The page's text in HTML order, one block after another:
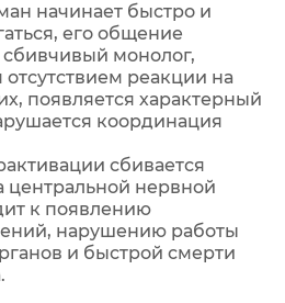
начинает быстро и
его общение
сбивчивый монолог,
реакции на
появляется характерный
координация
сбивается
центральной нервной
к появлению
нарушению работы
и быстрой смерти